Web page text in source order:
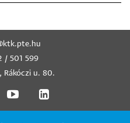
/ 501 599
Rákóczi u. 80.